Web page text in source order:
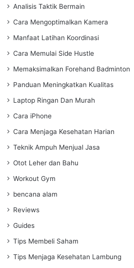
Analisis Taktik Bermain
Cara Mengoptimalkan Kamera
Manfaat Latihan Koordinasi
Cara Memulai Side Hustle
Memaksimalkan Forehand Badminton
Panduan Meningkatkan Kualitas
Laptop Ringan Dan Murah
Cara iPhone
Cara Menjaga Kesehatan Harian
Teknik Ampuh Menjual Jasa
Otot Leher dan Bahu
Workout Gym
bencana alam
Reviews
Guides
Tips Membeli Saham
Tips Menjaga Kesehatan Lambung